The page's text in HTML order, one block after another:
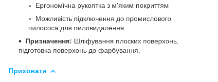
Ергономічна рукоятка з м'яким покриттям
Можливість підключення до промислового
пилососа для пиловидалення
Призначення: Шліфування плоских поверхонь,
підготовка поверхонь до фарбування.
Приховати